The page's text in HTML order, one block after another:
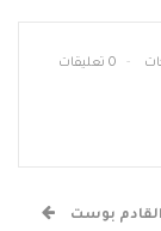
0 تعليقات
القادم بوست